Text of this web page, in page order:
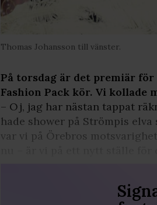
Thomas Johansson till vänster.
På torsdag är det premiär
Fashion Pack kör. Vi kollade
– Oj, jag har nästan tappat
hade shower på Strömpis
var vi på Örebros